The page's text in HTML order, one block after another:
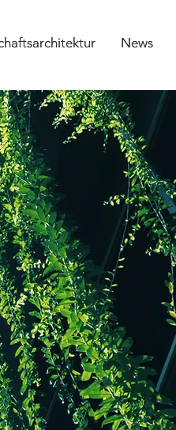
News
News